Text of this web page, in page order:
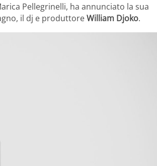
Pellegrinelli, ha annunciato la sua
il dj e produttoreWilliam Djoko.